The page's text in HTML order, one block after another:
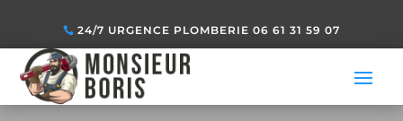
24/7 URGENCE PLOMBERIE 06 61 31 59 07